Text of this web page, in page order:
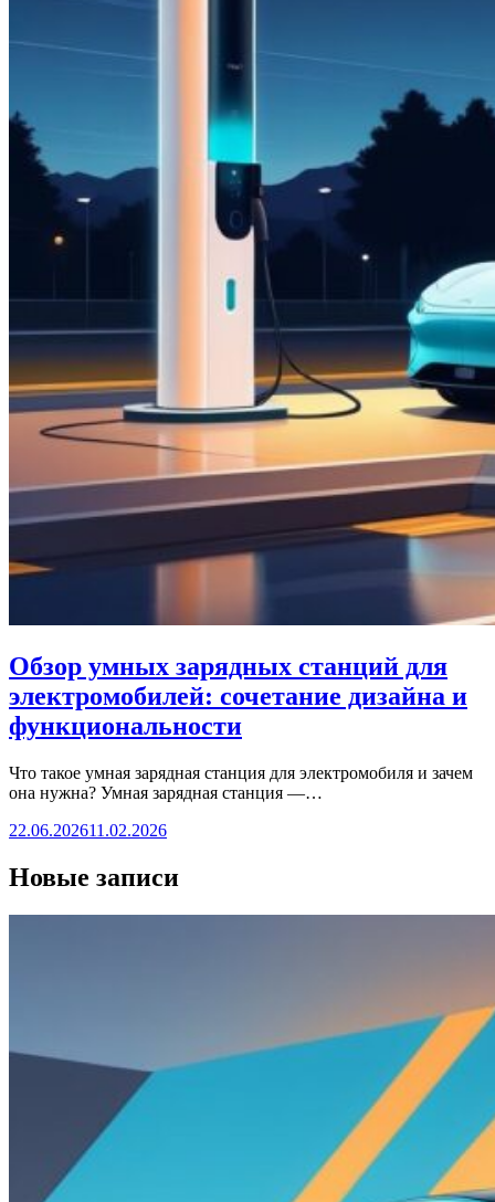
Обзор умных зарядных станций для
электромобилей: сочетание дизайна и
функциональности
Что такое умная зарядная станция для электромобиля и зачем
она нужна? Умная зарядная станция —…
22.06.202611.02.2026
Новые записи